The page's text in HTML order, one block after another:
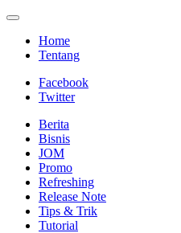
Home
Tentang
Facebook
Twitter
Berita
Bisnis
JOM
Promo
Refreshing
Release Note
Tips & Trik
Tutorial